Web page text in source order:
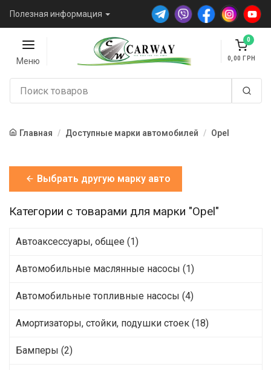
Полезная информация
Меню
0
0,00
Главная Доступные марки автомобилей Opel
Выбрать другую марку авто
Категории с товарами для марки "Opel"
Автоаксессуары, общее (1)
Автомобильные маслянные насосы (1)
Автомобильные топливные насосы (4)
Амортизаторы, стойки, подушки стоек (18)
Бамперы (2)